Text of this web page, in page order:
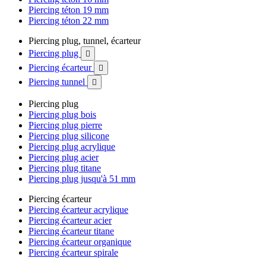
Piercing téton 19 mm
Piercing téton 22 mm
Piercing plug, tunnel, écarteur
Piercing plug

Piercing écarteur 
Piercing tunnel 
Piercing plug
Piercing plug bois
Piercing plug pierre
Piercing plug silicone
Piercing plug acrylique
Piercing plug acier
Piercing plug titane
Piercing plug jusqu'à 51 mm
Piercing écarteur
Piercing écarteur acrylique
Piercing écarteur acier
Piercing écarteur titane
Piercing écarteur organique
Piercing écarteur spirale